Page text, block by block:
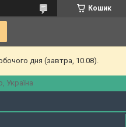
Кошик
дня (завтра, 10.08).
Україна